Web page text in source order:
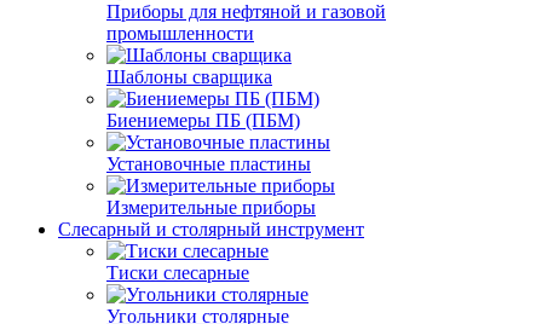
Приборы для нефтяной и газовой
промышленности
Шаблоны сварщика
Биениемеры ПБ (ПБМ)
Установочные пластины
Измерительные приборы
Слесарный и столярный инструмент
Тиски слесарные
Угольники столярные